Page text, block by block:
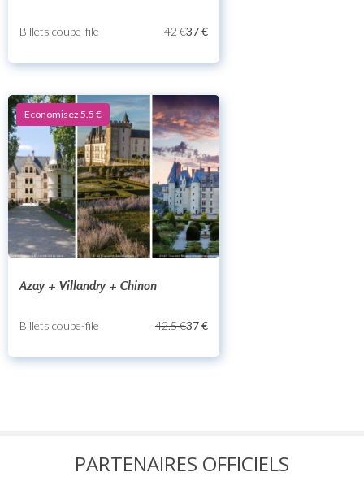
Billets coupe-file 42 €37 €
Economisez 5.5 €
Azay + Villandry + Chinon
Billets coupe-file 42.5 €37 €
PARTENAIRES OFFICIELS